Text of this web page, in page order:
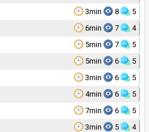
3min
8 5
6min
7 4
5min
7 5
5min
6 5
3min
6 5
4min
6 5
7min
6 5
3min
5 4